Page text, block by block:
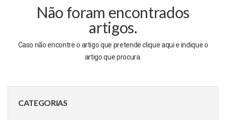
CATEGORIAS
Não foram encontrados
artigos.
Caso não encontre o artigo que pretende cliqueaquie indique o
artigo que procura.